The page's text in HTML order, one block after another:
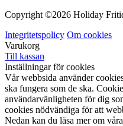
Copyright ©2026 Holiday
Integritetspolicy Om cookies
Varukorg
Till kassan
Inställningar för cookies
Vår webbsida använder
ska fungera som de ska.
användarvänligheten för dig
cookies nödvändiga för att
Nedan kan du läsa mer om